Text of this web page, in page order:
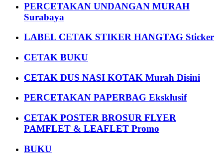
PERCETAKAN UNDANGAN MURAH
Surabaya
LABEL CETAK STIKER HANGTAG Sticker
CETAK BUKU
CETAK DUS NASI KOTAK Murah Disini
PERCETAKAN PAPERBAG Eksklusif
CETAK POSTER BROSUR FLYER
PAMFLET & LEAFLET Promo
BUKU